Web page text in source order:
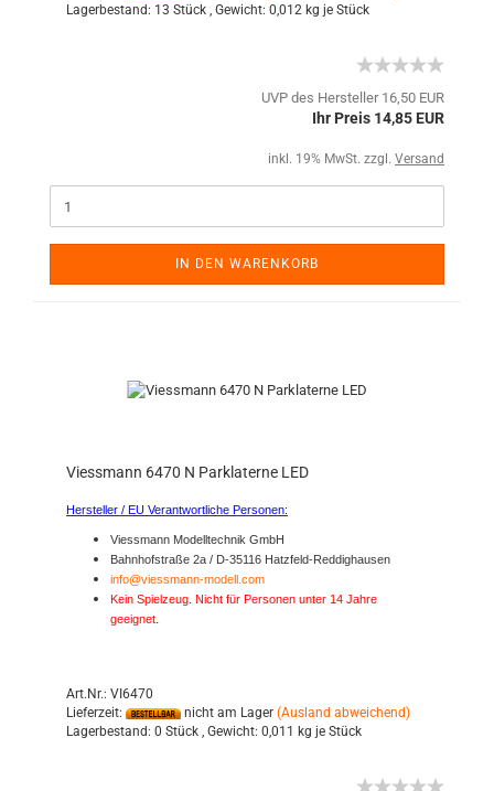
Lagerbestand: 13 Stück , Gewicht: 0,012 kg je Stück
UVP des Hersteller 16,50 EUR
Ihr Preis 14,85 EUR
inkl. 19% MwSt. zzgl. Versand
IN DEN WARENKORB
Viessmann 6470 N Parklaterne LED
Hersteller / EU Verantwortliche Personen:
Viessmann Modelltechnik GmbH
Bahnhofstraße 2a / D-35116 Hatzfeld-Reddighausen
info@viessmann-modell.com
Kein Spielzeug. Nicht für Personen unter 14 Jahre
geeignet.
Art.Nr.: VI6470
Lieferzeit:
nicht am Lager (Ausland abweichend)
Lagerbestand: 0 Stück , Gewicht: 0,011 kg je Stück